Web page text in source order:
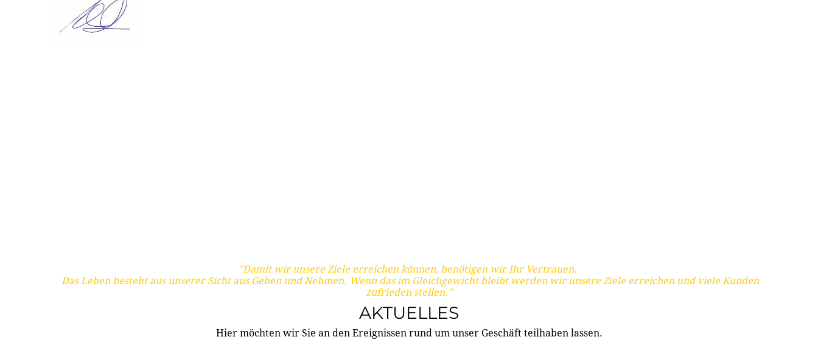
"Damit wir unsere Ziele erreichen können, benötigen wir Ihr Vertrauen.
Das Leben besteht aus unserer Sicht aus Geben und Nehmen. Wenn das im Gleichgewicht bleibt werden wir unsere Ziele erreichen und viele Kunden
zufrieden stellen."
AKTUELLES
Hier möchten wir Sie an den Ereignissen rund um unser Geschäft teilhaben lassen.